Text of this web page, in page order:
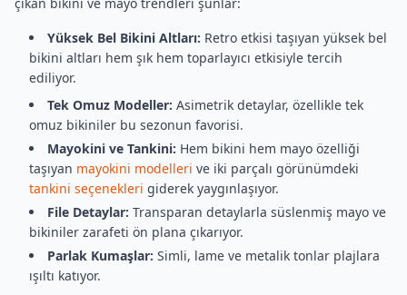
Yüksek Bel Bikini Altları: Retro etkisi taşıyan yüksek bel
bikini altları hem şık hem toparlayıcı etkisiyle tercih
ediliyor.
Tek Omuz Modeller: Asimetrik detaylar, özellikle tek
omuz bikiniler bu sezonun favorisi.
Mayokini ve Tankini: Hem bikini hem mayo özelliği
taşıyan mayokini modelleri ve iki parçalı görünümdeki
tankini seçenekleri giderek yaygınlaşıyor.
File Detaylar: Transparan detaylarla süslenmiş mayo ve
bikiniler zarafeti ön plana çıkarıyor.
Parlak Kumaşlar: Simli, lame ve metalik tonlar plajlara
ışıltı katıyor.